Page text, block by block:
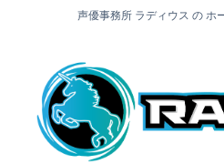
声優事務所 ラディウス の ホ